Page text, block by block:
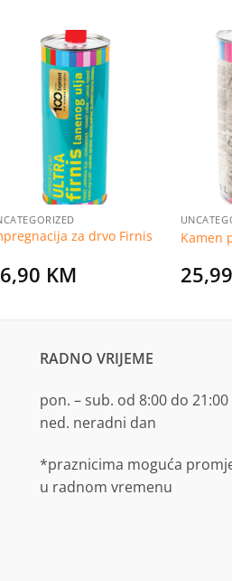
za drvo Firnis
KM
Kamen
25,99
RADNO VRIJEME
pon. – sub. od 8:00 do 21:00
ned. neradni dan
*praznicima moguća
u radnom vremenu